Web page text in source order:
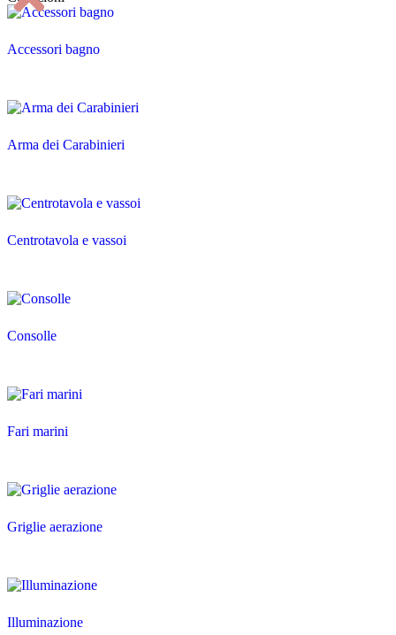
Accessori bagno
Arma dei Carabinieri
Centrotavola e vassoi
Consolle
Fari marini
Griglie aerazione
Illuminazione